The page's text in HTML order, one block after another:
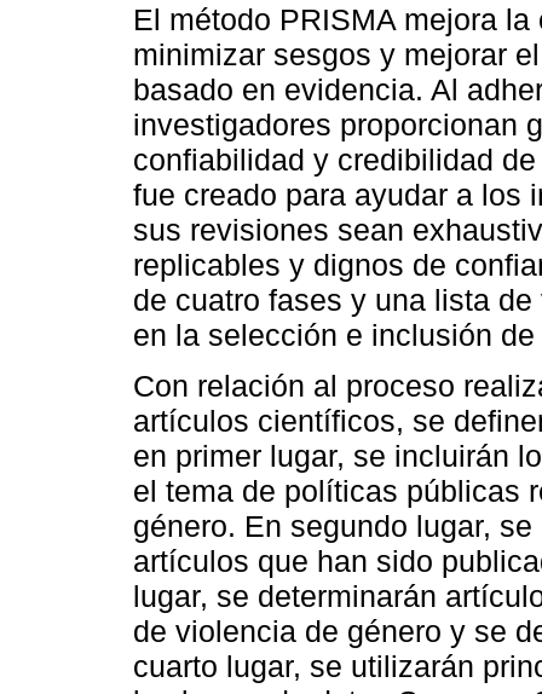
El método PRISMA mejora
minimizar sesgos y mejorar
basado en evidencia. Al
investigadores proporcionan
confiabilidad y credibilidad
fue creado para ayudar a los
sus revisiones sean
replicables y dignos de
de cuatro fases y una lista
en la selección e inclusión
Con relación al proceso
artículos científicos, se
en primer lugar, se incluirán
el tema de políticas públicas
género. En segundo lugar,
artículos que han sido
lugar, se determinarán
de violencia de género y se
cuarto lugar, se utilizarán